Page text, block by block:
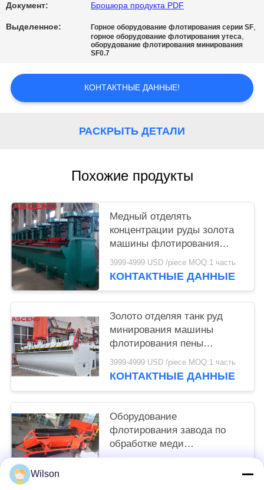
Документ: Брошюра продукта PDF
Выделенное: Горное оборудование флотирования серии SF,
горное оборудование флотирования утеса,
оборудование флотирования минирования
SF0.7
КОНТАКТНЫЕ ДАННЫЕ!
РАСКРЫТЬ ДЕТАЛИ
Похожие продукты
Медный отделять
концентрации руды золота
машины флотирования
минералов
3999-4999 USD /piece MOQ:1 часть
КОНТАКТНЫЕ ДАННЫЕ
Золото отделяя танк руд
минирования машины
флотирования пены
минеральный
3999-4999 USD /piece MOQ:1 часть
КОНТАКТНЫЕ ДАННЫЕ
Оборудование
флотирования завода по
обработке меди
разделителя руды минируя
Wilson